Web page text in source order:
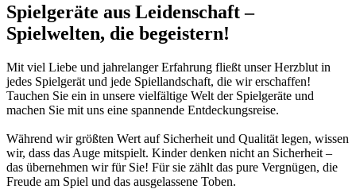
Spielgeräte aus Leidenschaft –
Spielwelten, die begeistern!
Mit viel Liebe und jahrelanger Erfahrung fließt unser Herzblut in
jedes Spielgerät und jede Spiellandschaft, die wir erschaffen!
Tauchen Sie ein in unsere vielfältige Welt der Spielgeräte und
machen Sie mit uns eine spannende Entdeckungsreise.
Während wir größten Wert auf Sicherheit und Qualität legen, wissen
wir, dass das Auge mitspielt. Kinder denken nicht an Sicherheit –
das übernehmen wir für Sie! Für sie zählt das pure Vergnügen, die
Freude am Spiel und das ausgelassene Toben.